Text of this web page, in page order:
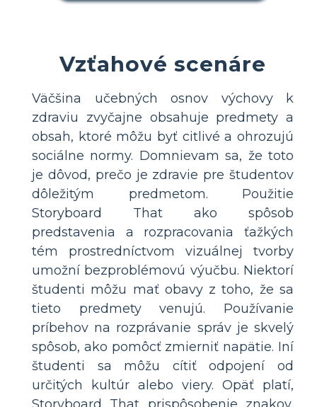
Vzťahové scenáre
Väčšina učebných osnov výchovy k
zdraviu zvyčajne obsahuje predmety a
obsah, ktoré môžu byť citlivé a ohrozujú
sociálne normy. Domnievam sa, že toto
je dôvod, prečo je zdravie pre študentov
dôležitým predmetom. Použitie
Storyboard That ako spôsob
predstavenia a rozpracovania ťažkých
tém prostredníctvom vizuálnej tvorby
umožní bezproblémovú výučbu. Niektorí
študenti môžu mať obavy z toho, že sa
tieto predmety venujú. Používanie
príbehov na rozprávanie správ je skvelý
spôsob, ako pomôcť zmierniť napätie. Iní
študenti sa môžu cítiť odpojení od
určitých kultúr alebo viery. Opäť platí,
Storyboard That prispôsobenie znakov,